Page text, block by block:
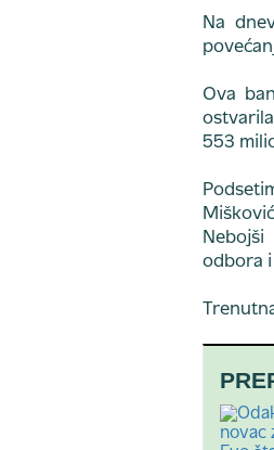
Na
Ova
553
odbora